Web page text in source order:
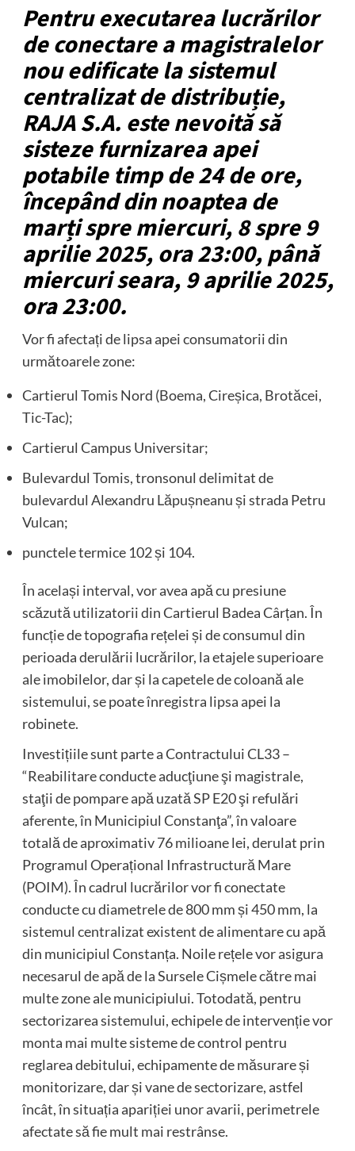
Pentru executarea lucrărilor
de conectare a magistralelor
nou edificate la sistemul
centralizat de distribuție,
RAJA S.A. este nevoită să
sisteze furnizarea apei
potabile timp de 24 de ore,
începând din noaptea de
marți spre miercuri, 8 spre 9
aprilie 2025, ora 23:00, până
miercuri seara, 9 aprilie 2025,
ora 23:00.
Vor fi afectați de lipsa apei consumatorii din
următoarele zone:
Cartierul Tomis Nord (Boema, Cireșica, Brotăcei,
Tic-Tac);
Cartierul Campus Universitar;
Bulevardul Tomis, tronsonul delimitat de
bulevardul Alexandru Lăpușneanu și strada Petru
Vulcan;
punctele termice 102 și 104.
În același interval, vor avea apă cu presiune
scăzută utilizatorii din Cartierul Badea Cârțan. În
funcție de topografia rețelei și de consumul din
perioada derulării lucrărilor, la etajele superioare
ale imobilelor, dar și la capetele de coloană ale
sistemului, se poate înregistra lipsa apei la
robinete.
Investițiile sunt parte a Contractului CL33 –
“Reabilitare conducte aducţiune şi magistrale,
staţii de pompare apă uzată SP E20 şi refulări
aferente, în Municipiul Constanţa”, în valoare
totală de aproximativ 76 milioane lei, derulat prin
Programul Operațional Infrastructură Mare
(POIM). În cadrul lucrărilor vor fi conectate
conducte cu diametrele de 800 mm și 450 mm, la
sistemul centralizat existent de alimentare cu apă
din municipiul Constanța. Noile rețele vor asigura
necesarul de apă de la Sursele Cișmele către mai
multe zone ale municipiului. Totodată, pentru
sectorizarea sistemului, echipele de intervenție vor
monta mai multe sisteme de control pentru
reglarea debitului, echipamente de măsurare și
monitorizare, dar și vane de sectorizare, astfel
încât, în situația apariției unor avarii, perimetrele
afectate să fie mult mai restrânse.